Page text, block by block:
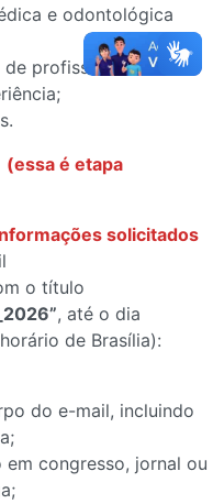
e odontológica
profissionais com
(essa é etapa
solicitados
o título
, até o dia
de Brasília):
do e-mail, incluindo
congresso, jornal ou